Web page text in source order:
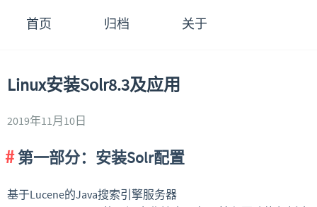
首页 归档 关于
Linux安装Solr8.3及应用
2019年11月10日
第一部分：安装Solr配置
基于Lucene的Java搜索引擎服务器